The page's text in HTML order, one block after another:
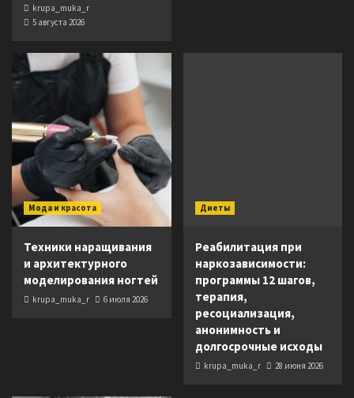
krupa_muka_r
5 августа 2026
Мода и красота
Техники наращивания
и архитектурного
моделирования ногтей
krupa_muka_r 6 июля 2026
Диеты
Реабилитация при
наркозависимости:
программы 12 шагов,
терапия,
ресоциализация,
анонимность и
долгосрочные исходы
krupa_muka_r 28 июня 2026